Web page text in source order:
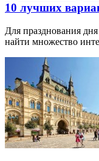
10 лучших
Для празднования
найти множество